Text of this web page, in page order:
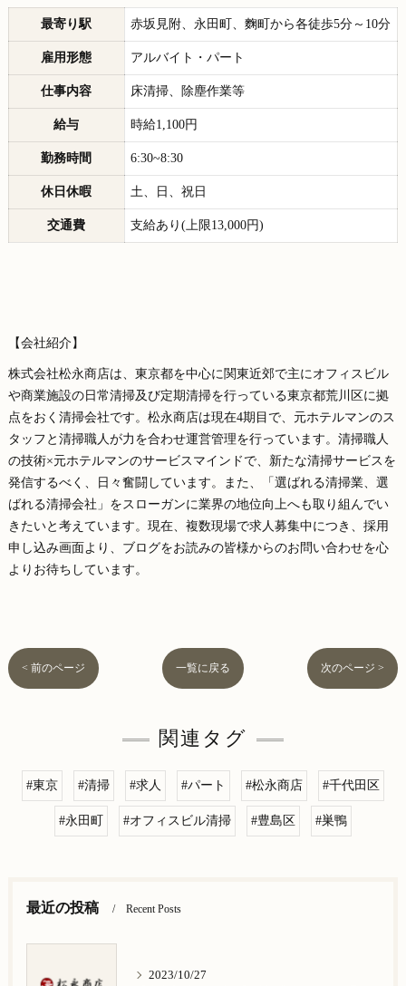
最寄り駅 赤坂見附、永田町、麴町から各徒歩5分～10分
雇用形態 アルバイト・パート
仕事内容 床清掃、除塵作業等
給与 時給1,100円
勤務時間 6:30~8:30
休日休暇 土、日、祝日
交通費 支給あり(上限13,000円)
【会社紹介】
株式会社松永商店は、東京都を中心に関東近郊で主にオフィスビル
や商業施設の日常清掃及び定期清掃を行っている東京都荒川区に拠
点をおく清掃会社です。松永商店は現在4期目で、元ホテルマンのス
タッフと清掃職人が力を合わせ運営管理を行っています。清掃職人
の技術×元ホテルマンのサービスマインドで、新たな清掃サービスを
発信するべく、日々奮闘しています。また、「選ばれる清掃業、選
ばれる清掃会社」をスローガンに業界の地位向上へも取り組んでい
きたいと考えています。現在、複数現場で求人募集中につき、採用
申し込み画面より、ブログをお読みの皆様からのお問い合わせを心
よりお待ちしています。
< 前のページ 一覧に戻る 次のページ >
関連タグ
#東京 #清掃 #求人 #パート #松永商店 #千代田区
#永田町 #オフィスビル清掃 #豊島区 #巣鴨
最近の投稿 Recent Posts
2023/10/27